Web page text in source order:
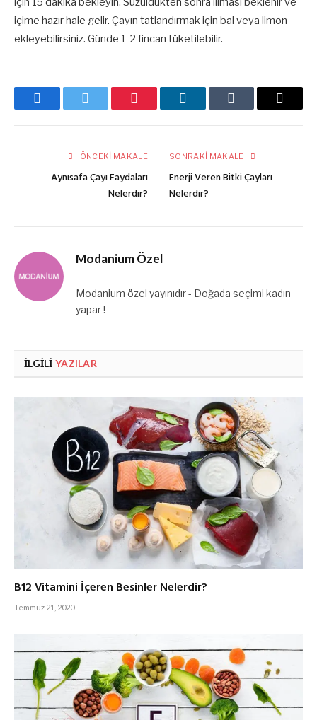
içime hazır hale gelir. Çayın tatlandırmak için bal veya limon
ekleyebilirsiniz. Günde 1-2 fincan tüketilebilir.
FacebookTwitter Pinterest LinkedInTumblr
E-
ÖNCEKI MAKALE
Aynısafa Çayı Faydaları
Nelerdir?
SONRAKI MAKALE
Enerji Veren Bitki Çayları
Nelerdir?
Modanium Özel
Modanium özel yayınıdır - Doğada seçimi kadın
yapar !
İLGILI YAZILAR
B12 Vitamini İçeren Besinler Nelerdir?
Temmuz 21, 2020